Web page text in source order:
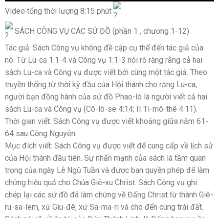
Video tổng thời lượng 8:15 phút
SÁCH CÔNG VỤ CÁC SỨ ĐỒ (phần 1 , chương 1-12)
Tác giả: Sách Công vụ không đề cập cụ thể đến tác giả của
nó. Từ Lu-ca 1:1-4 và Công vụ 1:1-3 nói rõ ràng rằng cả hai
sách Lu-ca và Công vụ được viết bởi cùng một tác giả. Theo
truyền thống từ thời kỳ đầu của Hội thánh cho rằng Lu-ca,
người bạn đồng hành của sứ đồ Phao-lô là người viết cả hai
sách Lu-ca và Công vụ (Cô-lô-se 4:14; II Ti-mô-thê 4:11).
Thời gian viết: Sách Công vụ được viết khoảng giữa năm 61-
64 sau Công Nguyên.
Mục đích viết: Sách Công vụ được viết để cung cấp về lịch sử
của Hội thánh đầu tiên. Sự nhấn mạnh của sách là tầm quan
trọng của ngày Lễ Ngũ Tuần và được ban quyền phép để làm
chứng hiệu quả cho Chúa Giê-xu Christ. Sách Công vụ ghi
chép lại các sứ đồ đã làm chứng về Đấng Christ từ thành Giê-
ru-sa-lem, xứ Giu-đê, xứ Sa-ma-ri và cho đến cùng trái đất.